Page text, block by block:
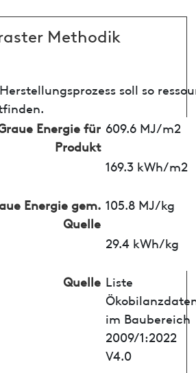
Methodik
soll so
Energie für
Produkt
609.6 MJ/m2
169.3 kWh/m2
Energie gem.
Quelle
105.8 MJ/kg
29.4 kWh/kg
Quelle Liste
im Baubereich
2009/1:2022
V4.0